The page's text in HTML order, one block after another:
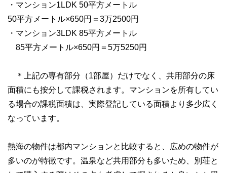
・マンション1LDK 50平方メートル
50平方メートル×650円＝3万2500円
・マンション3LDK 85平方メートル
85平方メートル×650円＝5万5250円
＊上記の専有部分（1部屋）だけでなく、共用部分の床
面積にも按分して課税されます。マンションを所有してい
る場合の課税面積は、実際登記している面積より多少広く
なっています。
熱海の物件は都内マンションと比較すると、広めの物件が
多いのが特徴です。温泉など共用部分も多いため、別荘と